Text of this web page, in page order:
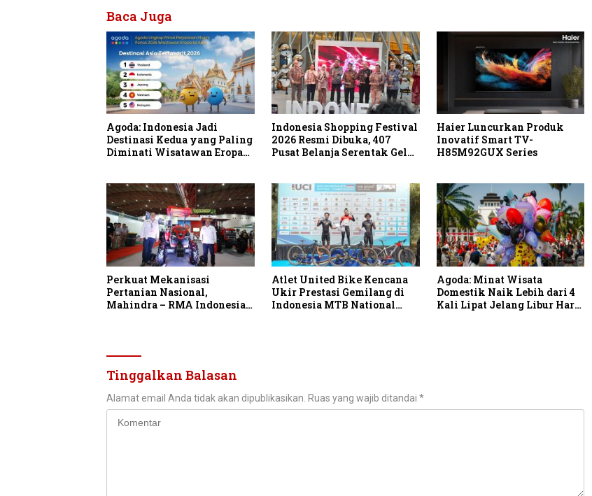
Baca Juga
Agoda: Indonesia Jadi
Destinasi Kedua yang Paling
Diminati Wisatawan Eropa
Indonesia Shopping Festival
2026 Resmi Dibuka, 407
Pusat Belanja Serentak Gelar
Haier Luncurkan Produk
Inovatif Smart TV-
H85M92GUX Series
Perkuat Mekanisasi
Pertanian Nasional,
Mahindra – RMA Indonesia
Indonesia
Atlet United Bike Kencana
Ukir Prestasi Gemilang di
Indonesia MTB National
Agoda: Minat Wisata
Domestik Naik Lebih dari 4
Kali Lipat Jelang Libur Hari
Tinggalkan Balasan
Alamat email Anda tidak akan dipublikasikan. Ruas yang wajib ditandai *